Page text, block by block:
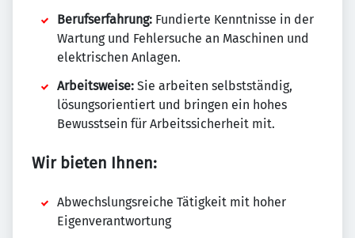
Berufserfahrung: Fundierte Kenntnisse in der
Wartung und Fehlersuche an Maschinen und
elektrischen Anlagen.
Arbeitsweise: Sie arbeiten selbstständig,
lösungsorientiert und bringen ein hohes
Bewusstsein für Arbeitssicherheit mit.
Wir bieten Ihnen:
Abwechslungsreiche Tätigkeit mit hoher
Eigenverantwortung